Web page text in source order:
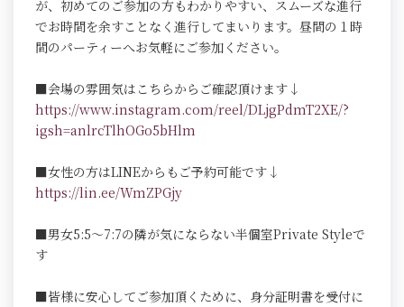
が、初めてのご参加の方もわかりやすい、スムーズな進行
でお時間を余すことなく進行してまいります。昼間の１時
間のパーティーへお気軽にご参加ください。
■会場の雰囲気はこちらからご確認頂けます↓
https://www.instagram.com/reel/DLjgPdmT2XE/?
igsh=anlrcTlhOGo5bHlm
■女性の方はLINEからもご予約可能です↓
https://lin.ee/WmZPGjy
■男女5:5～7:7の隣が気にならない半個室Private Styleで
す
■皆様に安心してご参加頂くために、身分証明書を受付に